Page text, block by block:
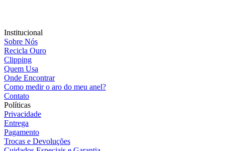
Institucional
Sobre Nós
Recicla Ouro
Clipping
Quem Usa
Onde Encontrar
Como medir o aro do meu anel?
Contato
Políticas
Privacidade
Entrega
Pagamento
Trocas e Devoluções